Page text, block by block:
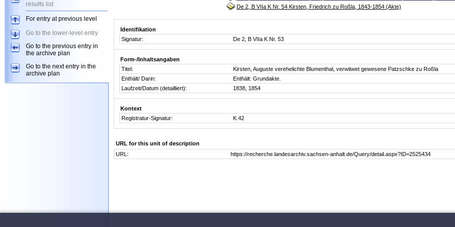
De 2, B VIIa K Nr. 54 Kirsten, Friedrich zu Roßla, 1843-1854 (Akte)
Identifikation
Signatur:
De 2, B VIIa K Nr. 53
Form-/Inhaltsangaben
Titel:
Kirsten, Auguste verehelichte Blumenthal, verwitwet gewesene Patzschke zu Roßla
Enthält/ Darin:
Enthält: Grundakte.
Laufzeit/Datum (detailliert):
1838, 1854
Kontext
Registratur-Signatur:
K.42
URL for this unit of description
URL:
https://recherche.landesarchiv.sachsen-anhalt.de/Query/detail.aspx?ID=2525434
results list
For entry at previous level
Go to the lower-level entry
Go to the previous entry in
the archive plan
Go to the next entry in the
archive plan